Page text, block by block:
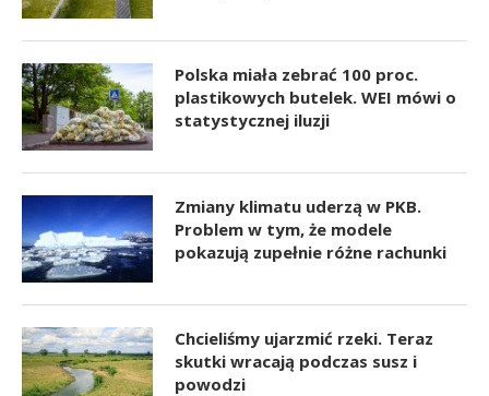
Polska miała zebrać 100 proc.
plastikowych butelek. WEI mówi o
statystycznej iluzji
Zmiany klimatu uderzą w PKB.
Problem w tym, że modele
pokazują zupełnie różne rachunki
Chcieliśmy ujarzmić rzeki. Teraz
skutki wracają podczas susz i
powodzi